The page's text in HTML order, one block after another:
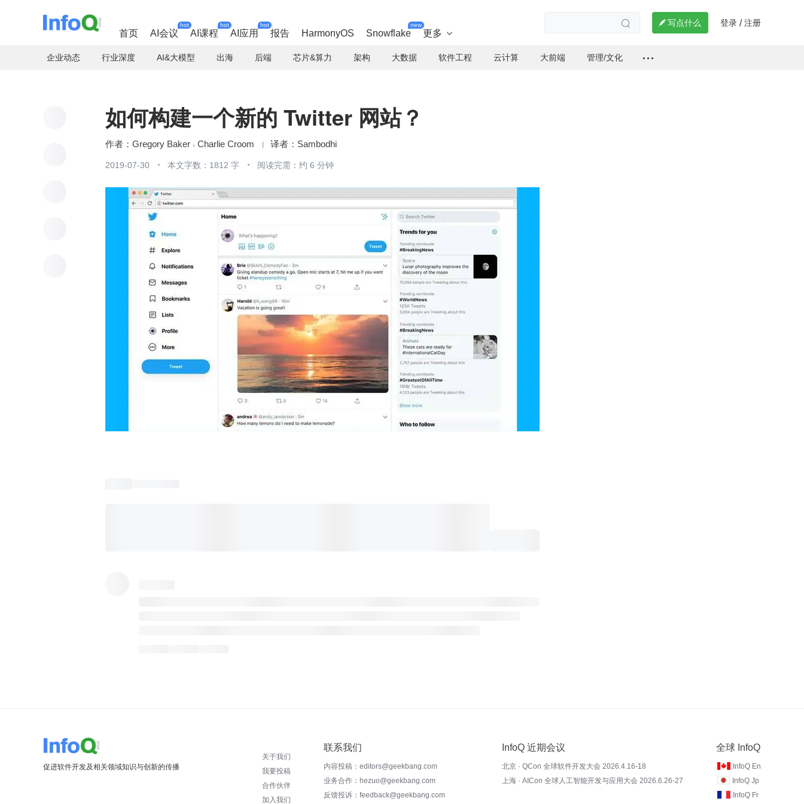
首页 AI会议
hot
AI课程
hot
AI应用
hot
报告 HarmonyOS Snowflake
new
更多 
  写点什么 登录 / 注册
企业动态 行业深度 AI&大模型 出海 后端 芯片&算力 架构 大数据 软件工程 云计算 大前端 管理/文化
如何构建一个新的 Twitter 网站？
Gregory Baker Charlie Croom Sambodhi
2019-07-30 本文字数：1812 字 阅读完需：约 6 分钟
促进软件开发及相关领域知识与创新的传播
关于我们
我要投稿
合作伙伴
加入我们
联系我们
内容投稿：editors@geekbang.com
业务合作：hezuo@geekbang.com
反馈投诉：feedback@geekbang.com
InfoQ 近期会议
北京 · QCon 全球软件开发大会 2026.4.16-18
上海 · AICon 全球人工智能开发与应用大会 2026.6.26-27
全球 InfoQ
InfoQ En
InfoQ Jp
InfoQ Fr